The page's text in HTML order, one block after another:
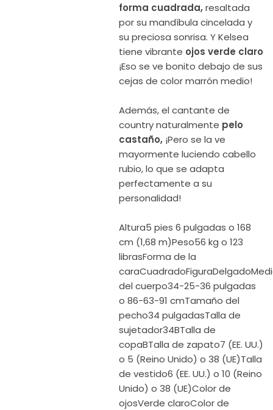
forma cuadrada,resaltada
por su mandíbula cincelada y
su preciosa sonrisa. Y Kelsea
tiene vibrante ojos verde claro
¡Eso se ve bonito debajo de sus
cejas de color marrón medio!
Además, el cantante de
country naturalmente pelo
castaño, ¡Pero se la ve
mayormente luciendo cabello
rubio, lo que se adapta
perfectamente a su
personalidad!
Altura5 pies 6 pulgadas o 168
cm (1,68 m)Peso56 kg o 123
librasForma de la
del cuerpo34-25-36 pulgadas
o 86-63-91 cmTamaño del
pecho34 pulgadasTalla de
sujetador34BTalla de
copaBTalla de zapato7 (EE. UU.)
o 5 (Reino Unido) o 38 (UE)Talla
de vestido6 (EE. UU.) o 10 (Reino
Unido) o 38 (UE)Color de
ojosVerde claroColor de